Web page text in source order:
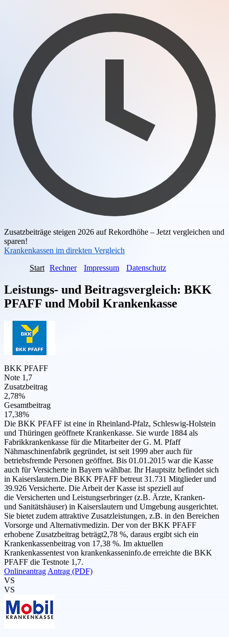
Zusatzbeiträge steigen 2026 auf Rekordhöhe – Jetzt vergleichen und
sparen!
Krankenkassen im direkten Vergleich
Start Rechner Impressum Datenschutz
Leistungs- und Beitragsvergleich: BKK
PFAFF und Mobil Krankenkasse
BKK PFAFF
Note 1,7
Zusatzbeitrag
2,78%
Gesamtbeitrag
17,38%
Die BKK PFAFF ist eine in Rheinland-Pfalz, Schleswig-Holstein
und Thüringen geöffnete Krankenkasse. Sie wurde 1884 als
Fabrikkrankenkasse für die Mitarbeiter der G. M. Pfaff
Nähmaschinenfabrik gegründet, ist seit 1999 aber auch für
betriebsfremde Personen geöffnet. Bis 01.01.2015 war die Kasse
auch für Versicherte in Bayern wählbar. Ihr Hauptsitz befindet sich
in Kaiserslautern.Die BKK PFAFF betreut 31.731 Mitglieder und
39.926 Versicherte. Die Arbeit der Kasse ist speziell auf
die Versicherten und Leistungserbringer (z.B. Ärzte, Kranken-
und Sanitätshäuser) in Kaiserslautern und Umgebung ausgerichtet.
Sie bietet zudem attraktive Zusatzleistungen, z.B. in den Bereichen
Vorsorge und Alternativmedizin. Der von der BKK PFAFF
erhobene Zusatzbeitrag beträgt2,78 %, daraus ergibt sich ein
Krankenkassenbeitrag von 17,38 %. Im aktuellen
Krankenkassentest von krankenkasseninfo.de erreichte die BKK
PFAFF die Testnote 1,7.
Onlineantrag Antrag (PDF)
VS
VS